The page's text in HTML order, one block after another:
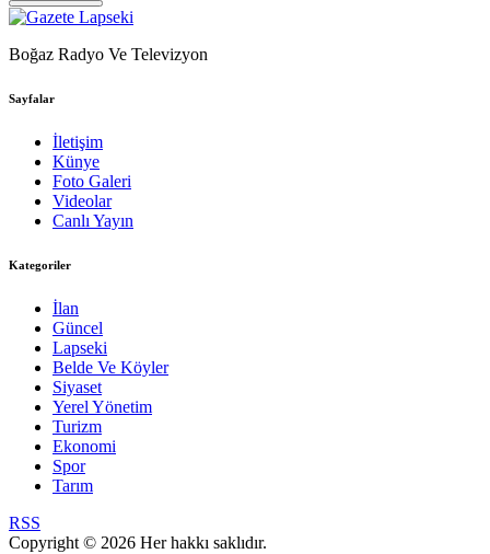
Boğaz Radyo Ve Televizyon
Sayfalar
İletişim
Künye
Foto Galeri
Videolar
Canlı Yayın
Kategoriler
İlan
Güncel
Lapseki
Belde Ve Köyler
Siyaset
Yerel Yönetim
Turizm
Ekonomi
Spor
Tarım
RSS
Copyright © 2026 Her hakkı saklıdır.